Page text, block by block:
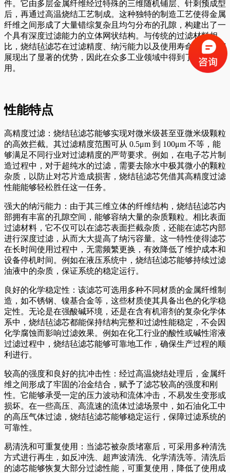
件。它由多层金属纤维经过特殊的三维随机铺层、针刺预成型
后，再通过高温烧结工艺制成。这种独特的制造工艺使得金属
纤维之间形成了大量错综复杂且均匀分布的孔隙，构建出了一
个具有深度过滤能力的立体网状结构。与传统的过滤材料相
比，烧结毡滤芯在过滤精度、纳污能力以及使用寿命等方面都
展现出了显著的优势，因此在众多工业领域中得到了广泛的应
用。
性能特点
高精度过滤：烧结毡滤芯能够实现对微米级甚至亚微米级颗粒
的高效拦截。其过滤精度范围可从 0.5μm 到 100μm 不等，能
够满足不同行业对过滤精度的严苛要求。例如，在电子芯片制
造过程中，对于超纯水的过滤，需要去除水中极其微小的颗粒
杂质，以防止对芯片造成损害，烧结毡滤芯凭借其高精度过滤
性能能够轻松胜任这一任务。
强大的纳污能力：由于其三维立体的纤维结构，烧结毡滤芯内
部拥有丰富的孔隙空间，能够容纳大量的杂质颗粒。相比表面
过滤材料，它不仅可以在滤芯表面拦截杂质，还能在滤芯内部
进行深度过滤，从而大大提高了纳污容量。这一特性使得滤芯
在长时间使用过程中，无需频繁更换，有效降低了维护成本和
设备停机时间。例如在液压系统中，烧结毡滤芯能够持续过滤
油液中的杂质，保证系统的稳定运行。
良好的化学稳定性：该滤芯可选用多种不同材质的金属纤维制
造，如不锈钢、镍基合金等，这些材质使其具备出色的化学稳
定性。无论是在强酸碱环境，还是在含有机溶剂的复杂化学体
系中，烧结毡滤芯都能保持结构完整和过滤性能稳定，不会因
化学腐蚀而影响过滤效果。例如在化工行业的酸性或碱性溶液
过滤过程中，烧结毡滤芯能够可靠地工作，确保生产过程的顺
利进行。
较高的强度和良好的抗冲击性：经过高温烧结处理后，金属纤
维之间形成了牢固的冶金结合，赋予了滤芯较高的强度和刚
性。它能够承受一定的压力波动和流体冲击，不易发生变形或
损坏。在一些高压、高流速的流体过滤场景中，如石油化工中
的高压气体过滤，烧结毡滤芯能够稳定运行，保障过滤系统的
可靠性。
易清洗和可重复使用：当滤芯被杂质堵塞后，可采用多种清洗
方式进行再生，如反冲洗、超声波清洗、化学清洗等。清洗后
的滤芯能够恢复大部分过滤性能，可重复使用，降低了使用成